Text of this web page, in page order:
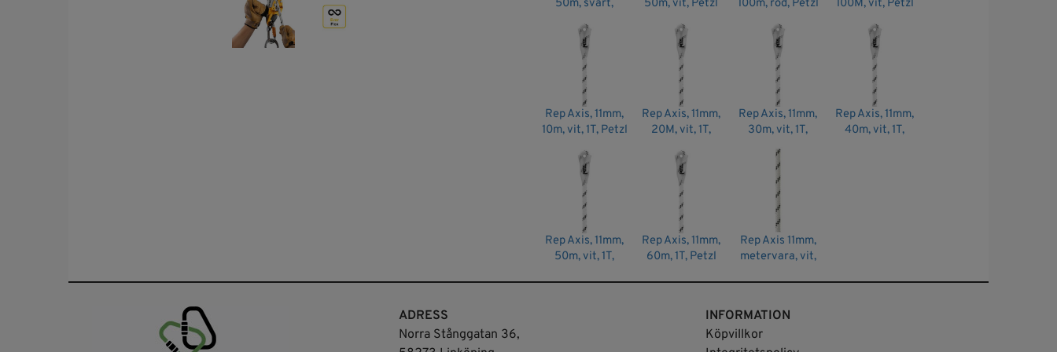
Artikelnr: R074AA11
50m, svart,
50m, vit, Petzl
100m, röd, Petzl
100M, vit, Petzl
Rep Axis, 11mm,
10m, vit, 1T, Petzl
Rep Axis, 11mm,
20M, vit, 1T,
Rep Axis, 11mm,
30m, vit, 1T,
Petzl
Rep Axis, 11mm,
40m, vit, 1T,
Rep Axis, 11mm,
50m, vit, 1T,
Rep Axis, 11mm,
60m, 1T, Petzl
Rep Axis 11mm,
metervara, vit,
ADRESS
Norra Stånggatan 36,
INFORMATION
Köpvillkor